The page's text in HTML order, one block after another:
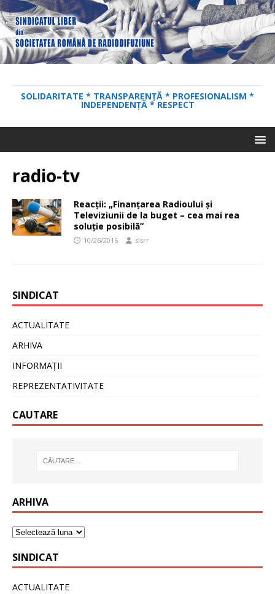
SOLIDARITATE * TRANSPARENȚĂ * PROFESIONALISM *
INDEPENDENȚĂ * RESPECT
radio-tv
Reacții: „Finanţarea Radioului şi
Televiziunii de la buget – cea mai rea
soluţie posibilă”
10/26/2016 slsrr
SINDICAT
ACTUALITATE
ARHIVA
INFORMAȚII
REPREZENTATIVITATE
CAUTARE
ARHIVA
SINDICAT
ACTUALITATE